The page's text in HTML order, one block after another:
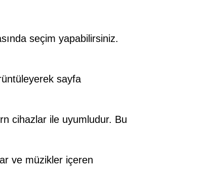
seçim yapabilirsiniz.
sayfa
cihazlar ile uyumludur. Bu
ve müzikler içeren